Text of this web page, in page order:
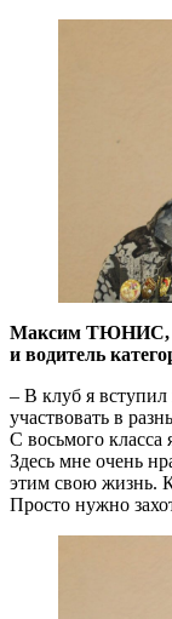
Максим ТЮНИС,
и водитель
– В клуб я
участвовать в
С восьмого
Здесь мне очень
этим свою жизнь.
Просто нужно